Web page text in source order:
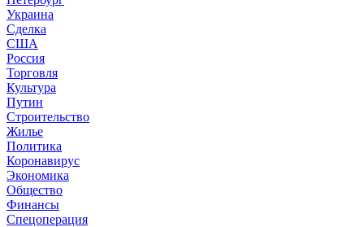
Украина
Сделка
США
Россия
Торговля
Культура
Путин
Строительство
Жилье
Политика
Коронавирус
Экономика
Общество
Финансы
Спецоперация